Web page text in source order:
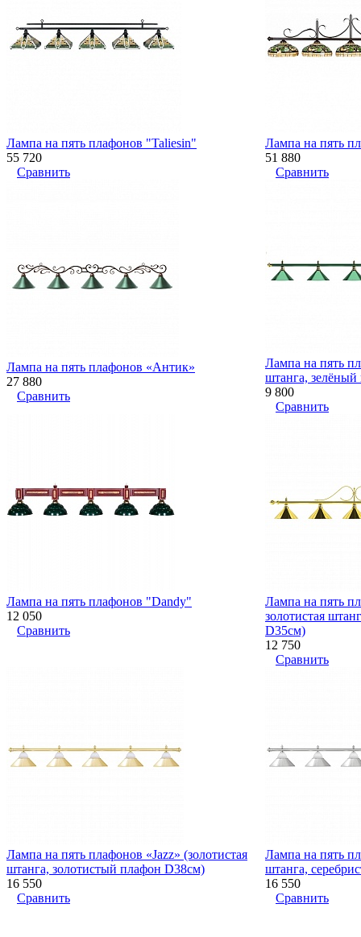
Лампа на пять плафонов "Taliesin"
55 720
Сравнить
Лампа на пять
51 880
Сравнить
Лампа на пять плафонов «Антик»
27 880
Сравнить
Лампа на пять
штанга,
9 800
Сравнить
Лампа на пять плафонов "Dandy"
12 050
Сравнить
Лампа на пять
золотистая
D35см)
12 750
Сравнить
Лампа на пять плафонов «Jazz» (золотистая
штанга, золотистый плафон D38см)
16 550
Сравнить
Лампа на пять
штанга,
16 550
Сравнить